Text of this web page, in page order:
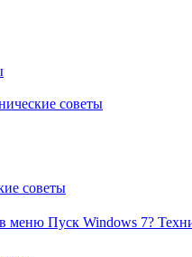
советы
советы
меню Пуск Windows 7?